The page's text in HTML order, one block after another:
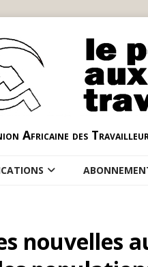
Africaine des
nouvelles